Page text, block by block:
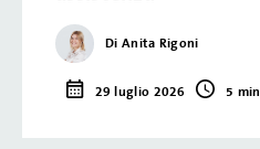
Di Anita Rigoni
29 luglio 2026 5 min